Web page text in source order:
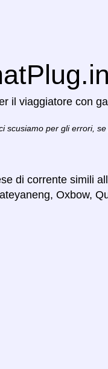
il viaggiatore con
scusiamo per gli errori,
di corrente simili
Oxbow,